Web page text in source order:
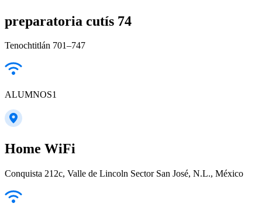
preparatoria cutís 74
Tenochtitlán 701–747
ALUMNOS1
Home WiFi
Conquista 212c, Valle de Lincoln Sector San José, N.L., México